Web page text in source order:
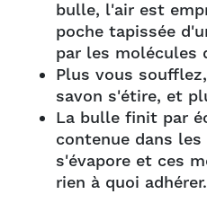
bulle, l'air est
poche tapissée
par les molécules
Plus vous
savon s'étire, et
La bulle finit par
contenue dans
s'évapore et ces
rien à quoi adhérer.